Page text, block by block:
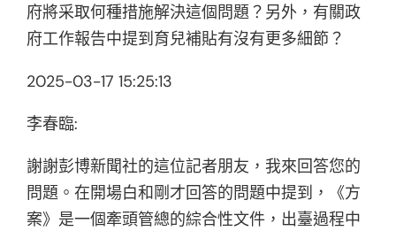
府將采取何種措施解決這個問題？另外，有關政
府工作報告中提到育兒補貼有沒有更多細節？
2025-03-17 15:25:13
李春臨:
謝謝彭博新聞社的這位記者朋友，我來回答您的
問題。在開場白和剛才回答的問題中提到，《方
案》是一個牽頭管總的綜合性文件，出臺過程中